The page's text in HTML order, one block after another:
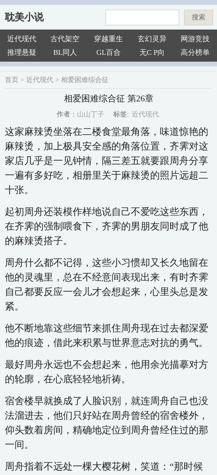
耽美小说 搜索
近代现代 古代架空 穿越重生 玄幻灵异
网游竞技
推理悬疑
BL同人 GL百合 无C P向 高分榜单
首页 > 近代现代 > 相爱困难综合征
相爱困难综合征 第26章
作者： 山山丁子 标签: 近代现代
这家麻辣烫坐落在二楼食堂最角落，味道惊艳的
麻辣烫，加上极具安全感的角落位置，齐霁对这
家店几乎是一见钟情，隔三差五就要跟周舟分享
一遍有多好吃，相册里关于麻辣烫的照片远超二
十张。
起初周舟还装模作样地说自己不爱吃这些东西，
在齐霁的强制喂食下，齐霁的男朋友同时成了他
的麻辣烫搭子。
周舟什么都不记得，这些小习惯却又长久地留在
他的灵魂里，总在不经意间表现出来，有时齐霁
自己都要反应一会儿才会想起来，心里头总是发
紧。
他不断地靠这些细节来抓住周舟现在过去都深爱
他的痕迹，借此来积累与世界意志对抗的勇气。
最好周舟永远也不会想起来，他用余光描摹对方
的轮廓，在心底轻轻地祈祷。
宿舍楼早就换成了人脸识别，就连周舟自己也没
法溜进去，他们只好站在周舟曾经的宿舍楼外，
仰头数着房间，精确地定位到周舟曾经住过的那
一间。
周舟指着不远处一棵大樱花树，笑道：“那时候